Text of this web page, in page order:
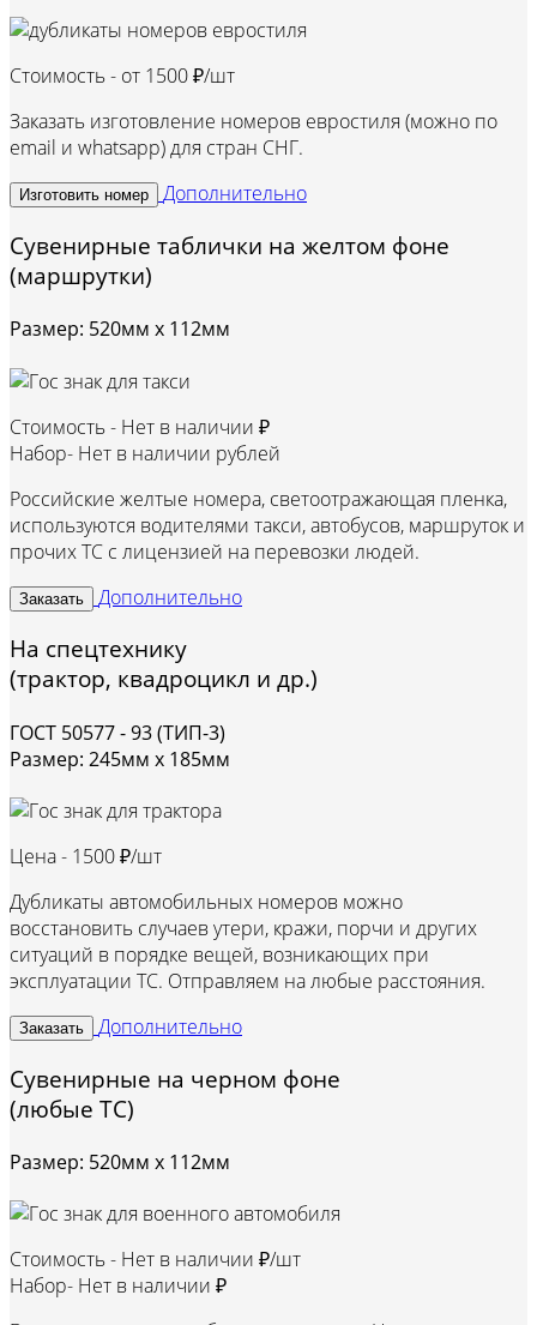
Стоимость - от 1500 ₽/шт
Заказать изготовление номеров евростиля (можно по
email и whatsapp) для стран СНГ.
Изготовить номер Дополнительно
Сувенирные таблички на желтом фоне
(маршрутки)
Размер: 520мм х 112мм
Стоимость - Нет в наличии ₽
Набор- Нет в наличии рублей
Российские желтые номера, светоотражающая пленка,
используются водителями такси, автобусов, маршруток и
прочих ТС с лицензией на перевозки людей.
Заказать Дополнительно
На спецтехнику
(трактор, квадроцикл и др.)
ГОСТ 50577 - 93 (ТИП-3)
Размер: 245мм х 185мм
Цена - 1500 ₽/шт
Дубликаты автомобильных номеров можно
восстановить случаев утери, кражи, порчи и других
ситуаций в порядке вещей, возникающих при
эксплуатации ТС. Отправляем на любые расстояния.
Заказать Дополнительно
Сувенирные на черном фоне
(любые ТС)
Размер: 520мм х 112мм
Стоимость - Нет в наличии ₽/шт
Набор- Нет в наличии ₽